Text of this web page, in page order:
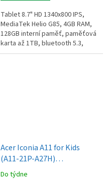
Tablet 8.7" HD 1340x800 IPS,
MediaTek Helio G85, 4GB RAM,
128GB interní paměť, paměťová
karta až 1TB, bluetooth 5.3,
GPS, 8Mpx/2Mpx kamera, WiFi,
Acer Iconia A11 for Kids
(A11-21P-A27H)
(NT.LLEEE.001)
Do týdne